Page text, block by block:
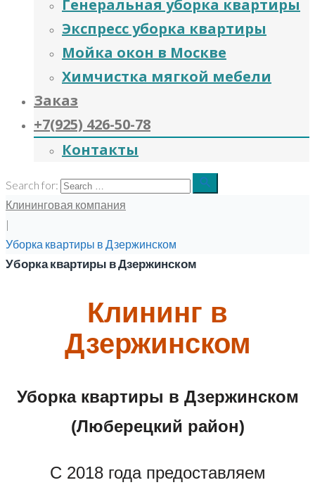
Генеральная уборка квартиры
Экспресс уборка квартиры
Мойка окон в Москве
Химчистка мягкой мебели
Заказ
+7(925) 426-50-78
Контакты
Search for: search
Клининговая компания
|
Уборка квартиры в Дзержинском
Уборка квартиры в Дзержинском
Клининг в
Дзержинском
Уборка квартиры в Дзержинском
(Люберецкий район)
С 2018 года предоставляем